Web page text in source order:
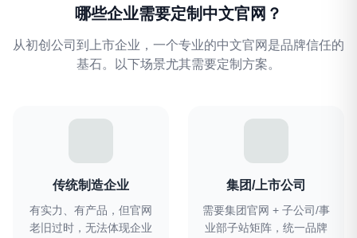
哪些企业需要定制中文官网？
从初创公司到上市企业，一个专业的中文官网是品牌信任的
基石。以下场景尤其需要定制方案。
传统制造企业
有实力、有产品，但官网
老旧过时，无法体现企业
集团/上市公司
需要集团官网 + 子公司/事
业部子站矩阵，统一品牌